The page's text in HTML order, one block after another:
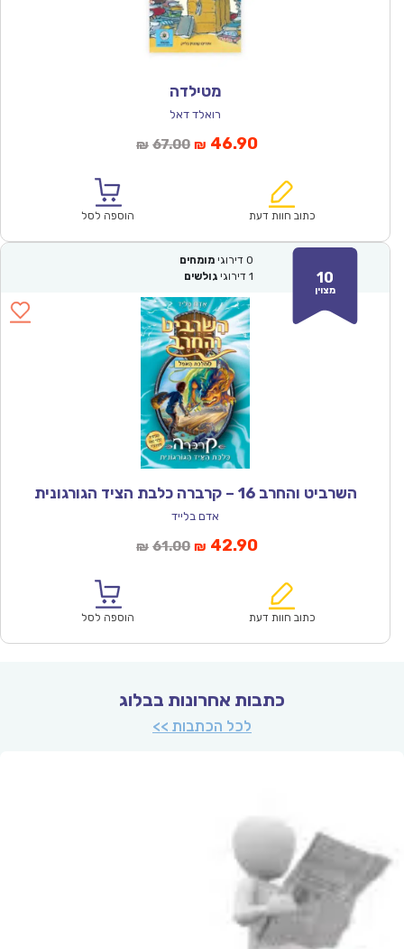
מטילדה
רואלד דאל
₪ 67.00המחיר
₪67.00.
₪ 46.90המחיר
הוא:
כתוב חוות דעת הוספה לסל
10
מצוין
0 דירוגי מומחים
1 דירוגי גולשים
השרביט והחרב 16 – קרברה כלבת הציד הגורגונית
אדם בלייד
₪ 61.00המחיר
₪61.00.
₪ 42.90המחיר
הוא:
כתוב חוות דעת הוספה לסל
כתבות אחרונות בבלוג
לכל הכתבות >>